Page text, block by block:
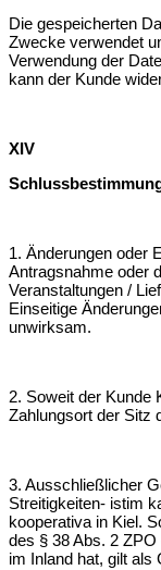
Die gespeicherten
Zwecke verwendet
Verwendung der
kann der Kunde
XIV
1. Änderungen oder
Antragsnahme oder
Veranstaltungen /
Einseitige
unwirksam.
2. Soweit der Kunde
Zahlungsort der Sitz
3. Ausschließlicher
Streitigkeiten- istim
kooperativa in Kiel.
des § 38 Abs. 2
im Inland hat, gilt als